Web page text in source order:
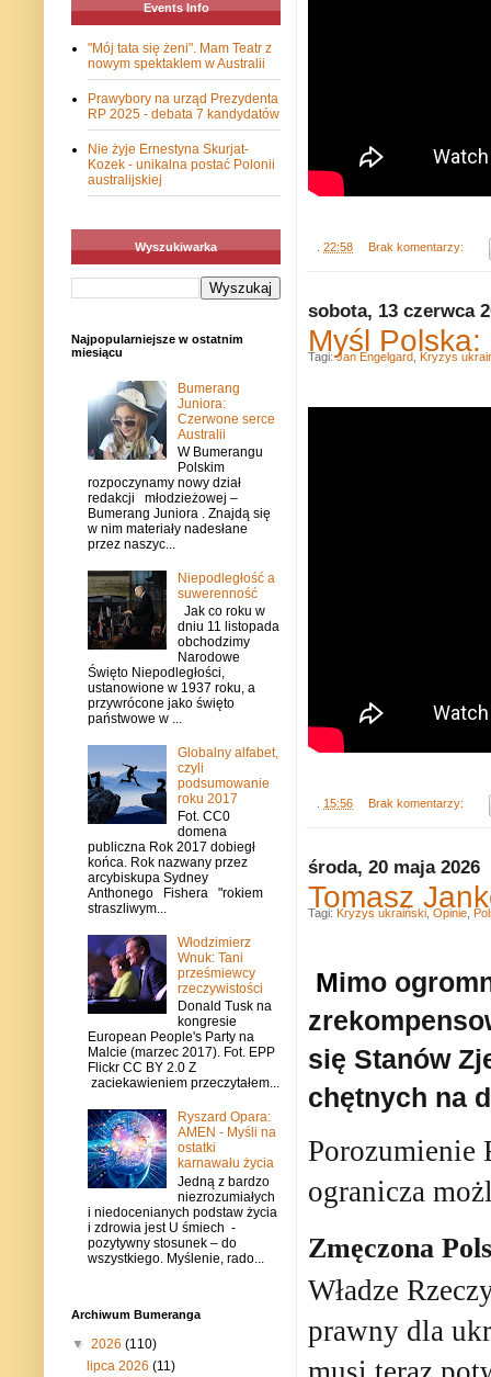
. 22:58 Brak komentarzy:
sobota, 13 czerwca
Myśl
15:56 Brak komentarzy:
Tagi:Jan Engelgard Kryzys
środa, 20 maja 2026
Tomasz
Mimo
się Stanów
chętnych na
Porozumienie
ogranicza
Zmęczona
Władze
prawny dla
Tagi: Kryzys ukraiński Opinie
Events Info
"Mój tata się żeni". Mam Teatr z
nowym spektaklem w Australii
Prawybory na urząd Prezydenta
RP 2025 - debata 7 kandydatów
Nie żyje Ernestyna Skurjat-
Kozek - unikalna postać Polonii
australijskiej
Wyszukiwarka
Najpopularniejsze w ostatnim
miesiącu
Bumerang
Juniora:
Czerwone serce
Australii
W Bumerangu
Polskim
rozpoczynamy nowy dział
redakcji młodzieżowej –
Bumerang Juniora . Znajdą się
w nim materiały nadesłane
przez naszyc...
Niepodległość a
suwerenność
Jak co roku w
dniu 11 listopada
obchodzimy
Narodowe
Święto Niepodległości,
ustanowione w 1937 roku, a
przywrócone jako święto
państwowe w ...
Globalny alfabet,
czyli
podsumowanie
roku 2017
Fot. CC0
domena
publiczna Rok 2017 dobiegł
końca. Rok nazwany przez
arcybiskupa Sydney
Anthonego Fishera "rokiem
straszliwym...
Włodzimierz
Wnuk: Tani
prześmiewcy
rzeczywistości
Donald Tusk na
kongresie
European People's Party na
Malcie (marzec 2017). Fot. EPP
Flickr CC BY 2.0 Z
zaciekawieniem przeczytałem...
Ryszard Opara:
AMEN - Myśli na
ostatki
karnawału życia
Jedną z bardzo
niezrozumiałych
i niedocenianych podstaw życia
i zdrowia jest U śmiech -
pozytywny stosunek – do
wszystkiego. Myślenie, rado...
Archiwum Bumeranga
▼ 2026 (110)
lipca 2026(11)